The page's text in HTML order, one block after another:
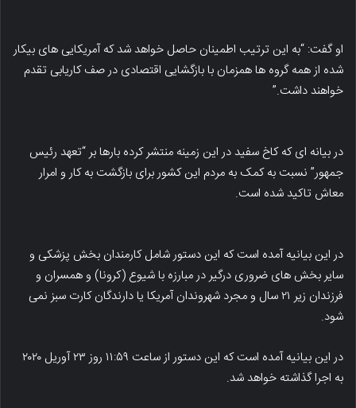
او گفت: “به این ترتیب اطمینان حاصل خواهد شد که آمریکایی های بیکار
شده از همه گروه ها همزمان با بازگشایی اقتصادی در صف کاریابی تقدم
خواهند داشت.”
در بیانه ای که کاخ سفید در این زمینه منتشر کرده بارها بر “تعهد رئیس
جمهور” نسبت به کمک به مردم این کشور برای بازگشت به کار و امرار
معاش تاکید شده است.
در این بیانیه آمده است که این دستور شامل کارمندان بخش پزشکی و
سایر بخش های ضروری درگیر در مبارزه با شیوع (کرونا) و همسران و
فرزندان زیر ۲۱ سال و مجرد شهروندان آمریکا یا دارندگان کارت سبز نمی
شود.
در این بیانیه آمده است که این دستور از ساعت ۱۱:۵۹ روز ۲۳ آوریل ۲۰۲۰
به اجرا گذاشته خواهد شد.